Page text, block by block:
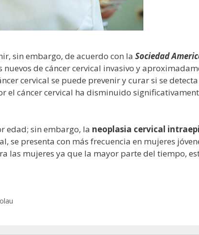
sin embargo, de acuerdo con la Sociedad
de cáncer cervical invasivo y
cervical se puede prevenir y curar si se
el cáncer cervical ha disminuido
edad; sin embargo, la neoplasia cervical
se presenta con más frecuencia en mujeres
las mujeres ya que la mayor parte del tiempo,